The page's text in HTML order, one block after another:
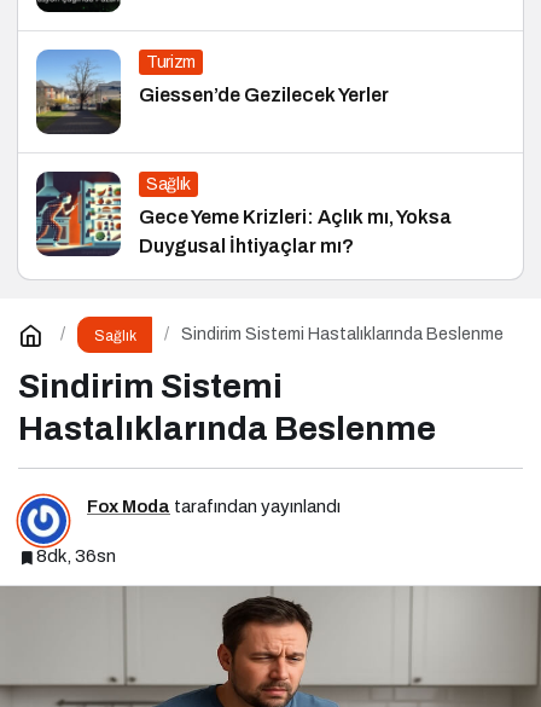
Turizm
Giessen’de Gezilecek Yerler
Sağlık
Gece Yeme Krizleri: Açlık mı, Yoksa
Duygusal İhtiyaçlar mı?
Sağlık Sindirim Sistemi Hastalıklarında Beslenme
Sindirim Sistemi
Hastalıklarında Beslenme
Fox Moda tarafından yayınlandı
8dk, 36sn